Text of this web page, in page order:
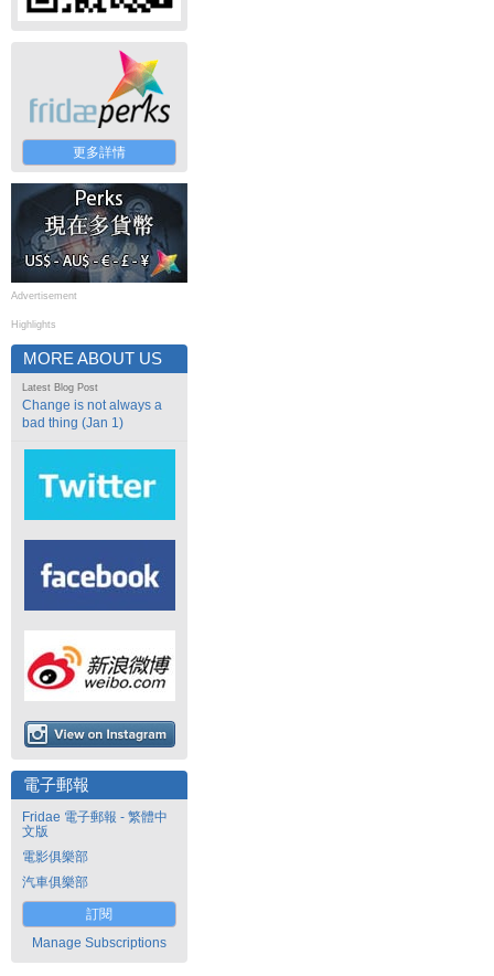
更多詳情
Advertisement
Highlights
MORE ABOUT US
Latest Blog Post
Change is not always a
bad thing (Jan 1)
電子郵報
Fridae 電子郵報 - 繁體中
文版
電影俱樂部
汽車俱樂部
訂閱
Manage Subscriptions